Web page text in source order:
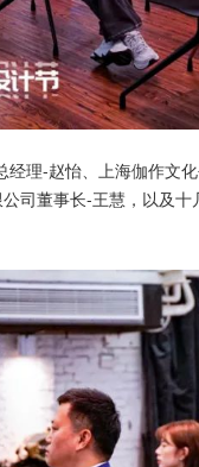
经理-赵怡、上海伽作文
司董事长-王慧，以及